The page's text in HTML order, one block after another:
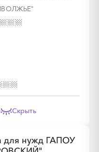
Скрыть
для нужд ГАПОУ